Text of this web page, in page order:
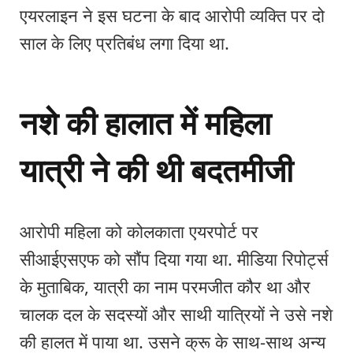
एयरलाइन ने इस घटना के बाद आरोपी व्यक्ति पर दो
साल के लिए प्रतिबंध लगा दिया था.
नशे की हालात में महिला
यात्री ने की थी बदतमीजी
आरोपी महिला को कोलकाता एयरपोर्ट पर
सीआईएसएफ को सौंप दिया गया था. मीडिया रिपोर्ट्स
के मुताबिक, यात्री का नाम परमजीत कौर था और
चालक दल के सदस्यों और साथी यात्रियों ने उसे नशे
की हालत में पाया था. उसने क्रू के साथ-साथ अन्य